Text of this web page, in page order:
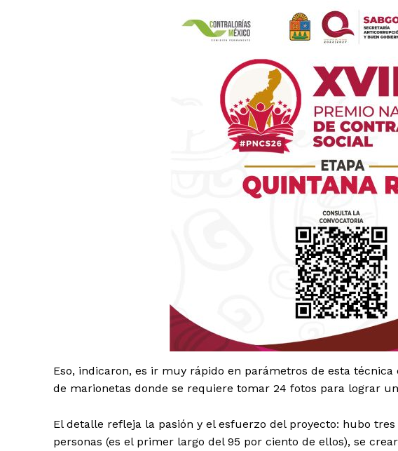
Luces
Del Siglo
Eso, indicaron, es ir muy rápido en parámetros de esta
de marionetas donde se requiere tomar 24 fotos para lograr
El detalle refleja la pasión y el esfuerzo del proyecto: hubo
personas (es el primer largo del 95 por ciento de ellos), se